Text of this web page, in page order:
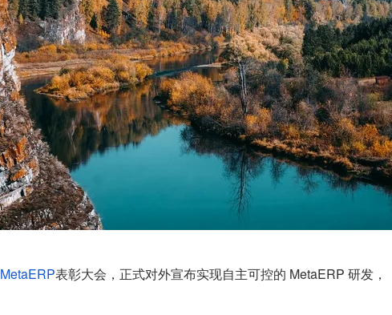
MetaERP表彰大会，正式对外宣布实现自主可控的 MetaERP 研发，